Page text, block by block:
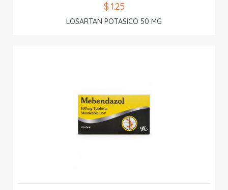
$ 1.25
LOSARTAN POTASICO 50 MG